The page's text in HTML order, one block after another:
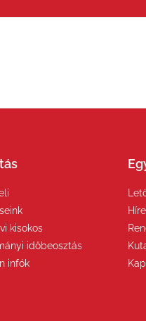
kisokos
időbeosztás
infók